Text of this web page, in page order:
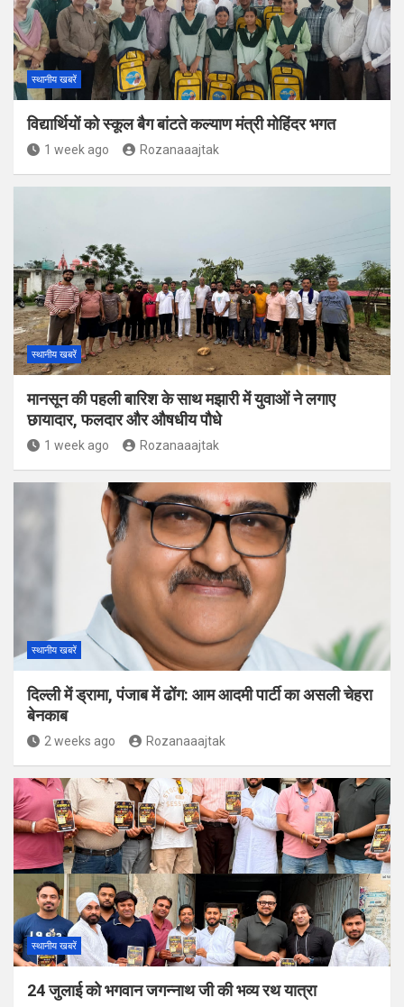
स्थानीय खबरें
विद्यार्थियों को स्कूल बैग बांटते कल्याण मंत्री मोहिंदर भगत
1 week ago Rozanaaajtak
स्थानीय खबरें
मानसून की पहली बारिश के साथ मझारी में युवाओं ने लगाए
छायादार, फलदार और औषधीय पौधे
1 week ago Rozanaaajtak
स्थानीय खबरें
दिल्ली में ड्रामा, पंजाब में ढोंग: आम आदमी पार्टी का असली चेहरा
बेनकाब
2 weeks ago Rozanaaajtak
स्थानीय खबरें
24 जुलाई को भगवान जगन्नाथ जी की भव्य रथ यात्रा